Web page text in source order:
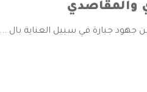
والمقاصدي
جهود جبارة في سبيل العناية بال ...